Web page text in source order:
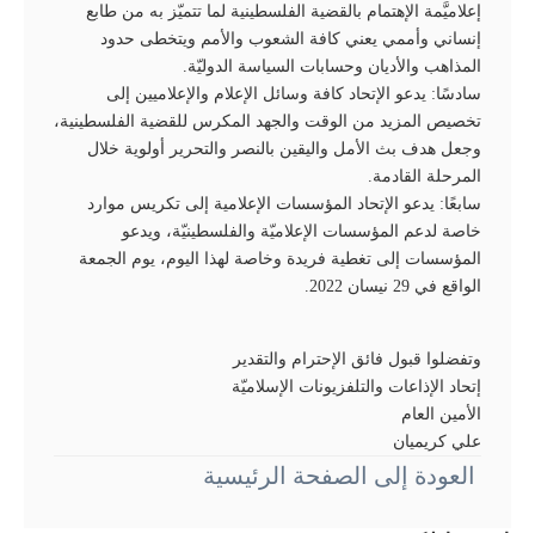
إعلاميَّمة الإهتمام بالقضية الفلسطينية لما تتميّز به من طابع
إنساني وأممي يعني كافة الشعوب والأمم ويتخطى حدود
المذاهب والأديان وحسابات السياسة الدوليّة.
سادسًا: يدعو الإتحاد كافة وسائل الإعلام والإعلاميين إلى
تخصيص المزيد من الوقت والجهد المكرس للقضية الفلسطينية،
وجعل هدف بث الأمل واليقين بالنصر والتحرير أولوية خلال
المرحلة القادمة.
سابعًا: يدعو الإتحاد المؤسسات الإعلامية إلى تكريس موارد
خاصة لدعم المؤسسات الإعلاميّة والفلسطينيّة، ويدعو
المؤسسات إلى تغطية فريدة وخاصة لهذا اليوم، يوم الجمعة
الواقع في 29 نيسان 2022.
وتفضلوا قبول فائق الإحترام والتقدير
إتحاد الإذاعات والتلفزيونات الإسلاميّة
الأمين العام
علي كريميان
العودة إلى الصفحة الرئيسية